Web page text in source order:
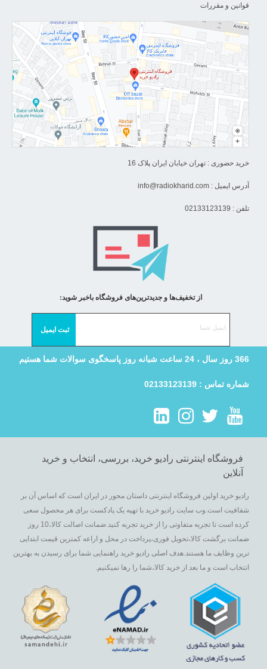
قوانین و مقررات
خرید حضوری : تهران خیابان ایران پلاک 16
آدرس ایمیل : info@radiokharid.com
تلفن : 02133123139
366 روز سال ، 24 ساعت شبانه روز پاسخگوی سوالات شما هستیم
شماره تماس : 02133123139
از تخفیف‌ها و جدیدترین‌های فروشگاه باخبر شوید:
فروشگاه اینترنتی رادیو خرید، بررسی، انتخاب و خرید
آنلاین
رادیو خرید اولین فروشگاه اینترنتی داستان محور در ایران است که اساس آن بر
شفافیت است.وب سایت رادیو خرید با تهیه یک پادکست برای هر محصول سعی
کرده است تا تجربه متفاوتی را از خرید تجربه کنید.ضمانت اصالت کالا،10 روز
ضمانت برگشت کالا،تحویل فوری،پرداخت در محل و اراعه کمترین قیمت ابتدایی
ترین وظایف ما هستند.هدف اصلی رادیو خرید راهنمایی شما برای رسیدن به بهترین
انتخاب است و ما بعد از خرید کالا،شما را رها نمیکنیم.